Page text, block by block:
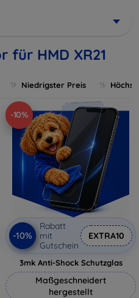
für HMD XR21
Niedrigster Preis
-10%
-10%
Rabatt
mit
Gutschein
EXTRA10
3mk Anti-Shock Schutzglas
Maßgeschneidert
hergestellt